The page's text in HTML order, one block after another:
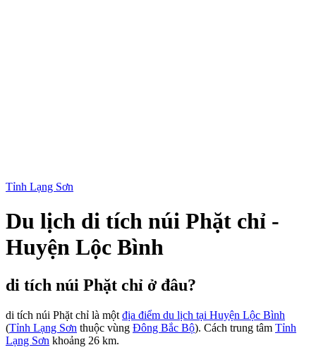
Tỉnh Lạng Sơn
Du lịch di tích núi Phặt chỉ -
Huyện Lộc Bình
di tích núi Phặt chỉ ở đâu?
di tích núi Phặt chỉ là một địa điểm du lịch tại Huyện Lộc Bình
(Tỉnh Lạng Sơn thuộc vùng Đông Bắc Bộ). Cách trung tâm Tỉnh
Lạng Sơn khoảng 26 km.